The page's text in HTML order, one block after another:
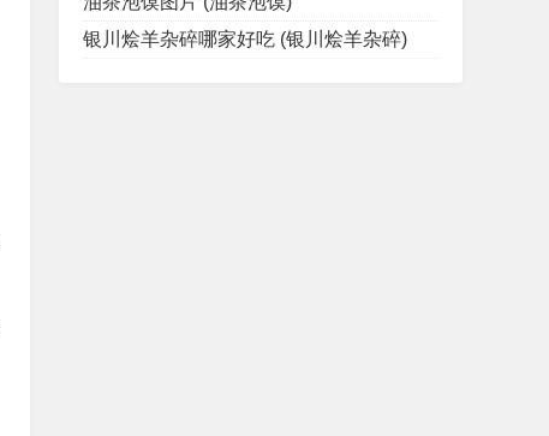
银川烩羊杂碎哪家好吃 (银川烩羊杂碎)